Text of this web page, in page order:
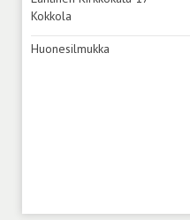
Kokkola
Huonesilmukka